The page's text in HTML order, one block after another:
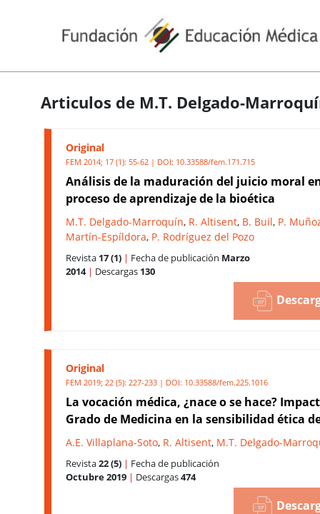
Articulos de M.T. Delgado-
Original
FEM 2014; 17 (1): 55-62 | DOI: 10.33588/fem.171.715
Análisis de la maduración del juicio moral
proceso de aprendizaje de la bioética
M.T. Delgado-Marroquín, R. Altisent, B. Buil, P.
Martín-Espíldora, P. Rodríguez del Pozo
Revista 17 (1) | Fecha de publicación Marzo
2014 | Descargas 130
Original
FEM 2019; 22 (5): 227-233 | DOI: 10.33588/fem.225.1016
La vocación médica, ¿nace o se hace?
Grado de Medicina en la sensibilidad ética
A.E. Villaplana-Soto, R. Altisent, M.T. Delgado-
Revista22 (5) | Fecha de publicación
Octubre 2019 | Descargas474